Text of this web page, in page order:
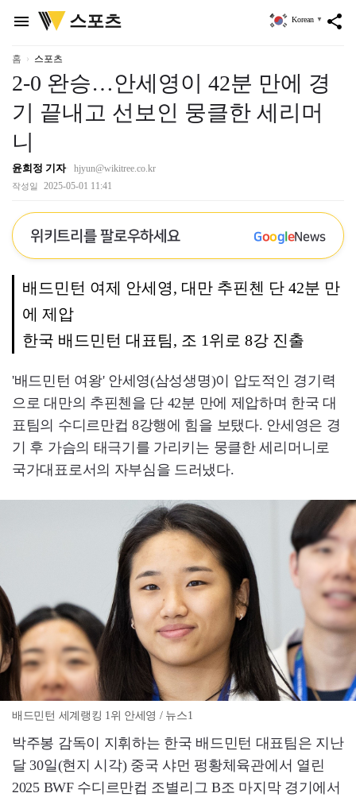
menu
위
키
스포츠 share
Korean ▼
홈 스포츠
2-0 완승…안세영이 42분 만에 경
기 끝내고 선보인 뭉클한 세리머
니
윤희정 기자 hjyun@wikitree.co.kr
작성일 2025-05-01 11:41
위키트리를 팔로우하세요 GoogleNews
배드민턴 여제 안세영, 대만 추핀첸 단 42분 만
에 제압
한국 배드민턴 대표팀, 조 1위로 8강 진출
'배드민턴 여왕' 안세영(삼성생명)이 압도적인 경기력
으로 대만의 추핀첸을 단 42분 만에 제압하며 한국 대
표팀의 수디르만컵 8강행에 힘을 보탰다. 안세영은 경
기 후 가슴의 태극기를 가리키는 뭉클한 세리머니로
국가대표로서의 자부심을 드러냈다.
배드민턴 세계랭킹 1위 안세영 / 뉴스1
박주봉 감독이 지휘하는 한국 배드민턴 대표팀은 지난
달 30일(현지 시각) 중국 샤먼 펑황체육관에서 열린
2025 BWF 수디르만컵 조별리그 B조 마지막 경기에서